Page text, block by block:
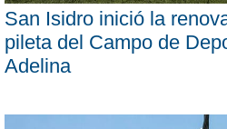
San Isidro inició la
pileta del Campo de
Adelina